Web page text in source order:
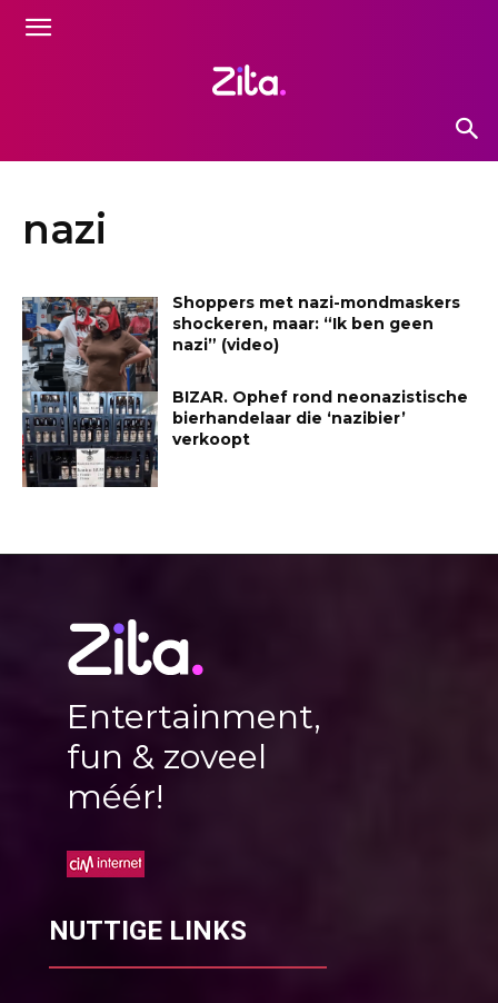
nazi
Shoppers met nazi-mondmaskers
shockeren, maar: “Ik ben geen
nazi” (video)
BIZAR. Ophef rond neonazistische
bierhandelaar die ‘nazibier’
verkoopt
Entertainment,
fun & zoveel
méér!
NUTTIGE LINKS